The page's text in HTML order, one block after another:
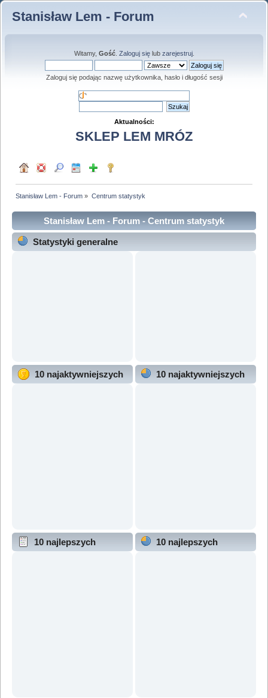
Stanisław Lem - Forum
Witamy, Gość. Zaloguj sięlub zarejestruj.
Zaloguj się podając nazwę użytkownika, hasło i długość sesji
Aktualności:
SKLEP LEM MRÓZ
Stanisław Lem - Forum » Centrum statystyk
Stanisław Lem - Forum - Centrum statystyk
Statystyki generalne
10 najaktywniejszych
10 najaktywniejszych
10 najlepszych
10 najlepszych